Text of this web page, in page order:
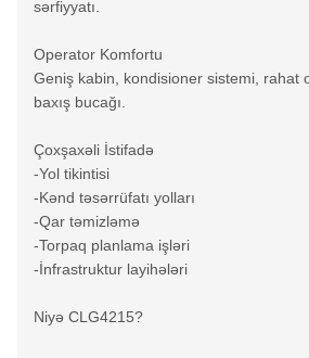
sərfiyyatı.
Operator Komfortu
Geniş kabin, kondisioner sistemi, rahat
baxış bucağı.
Çoxşaxəli İstifadə
-Yol tikintisi
-Kənd təsərrüfatı yolları
-Qar təmizləmə
-Torpaq planlama işləri
-İnfrastruktur layihələri
Niyə CLG4215?